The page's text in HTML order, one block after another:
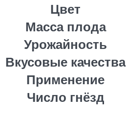
Цвет
Масса плода
Урожайность
Вкусовые качества
Применение
Число гнёзд